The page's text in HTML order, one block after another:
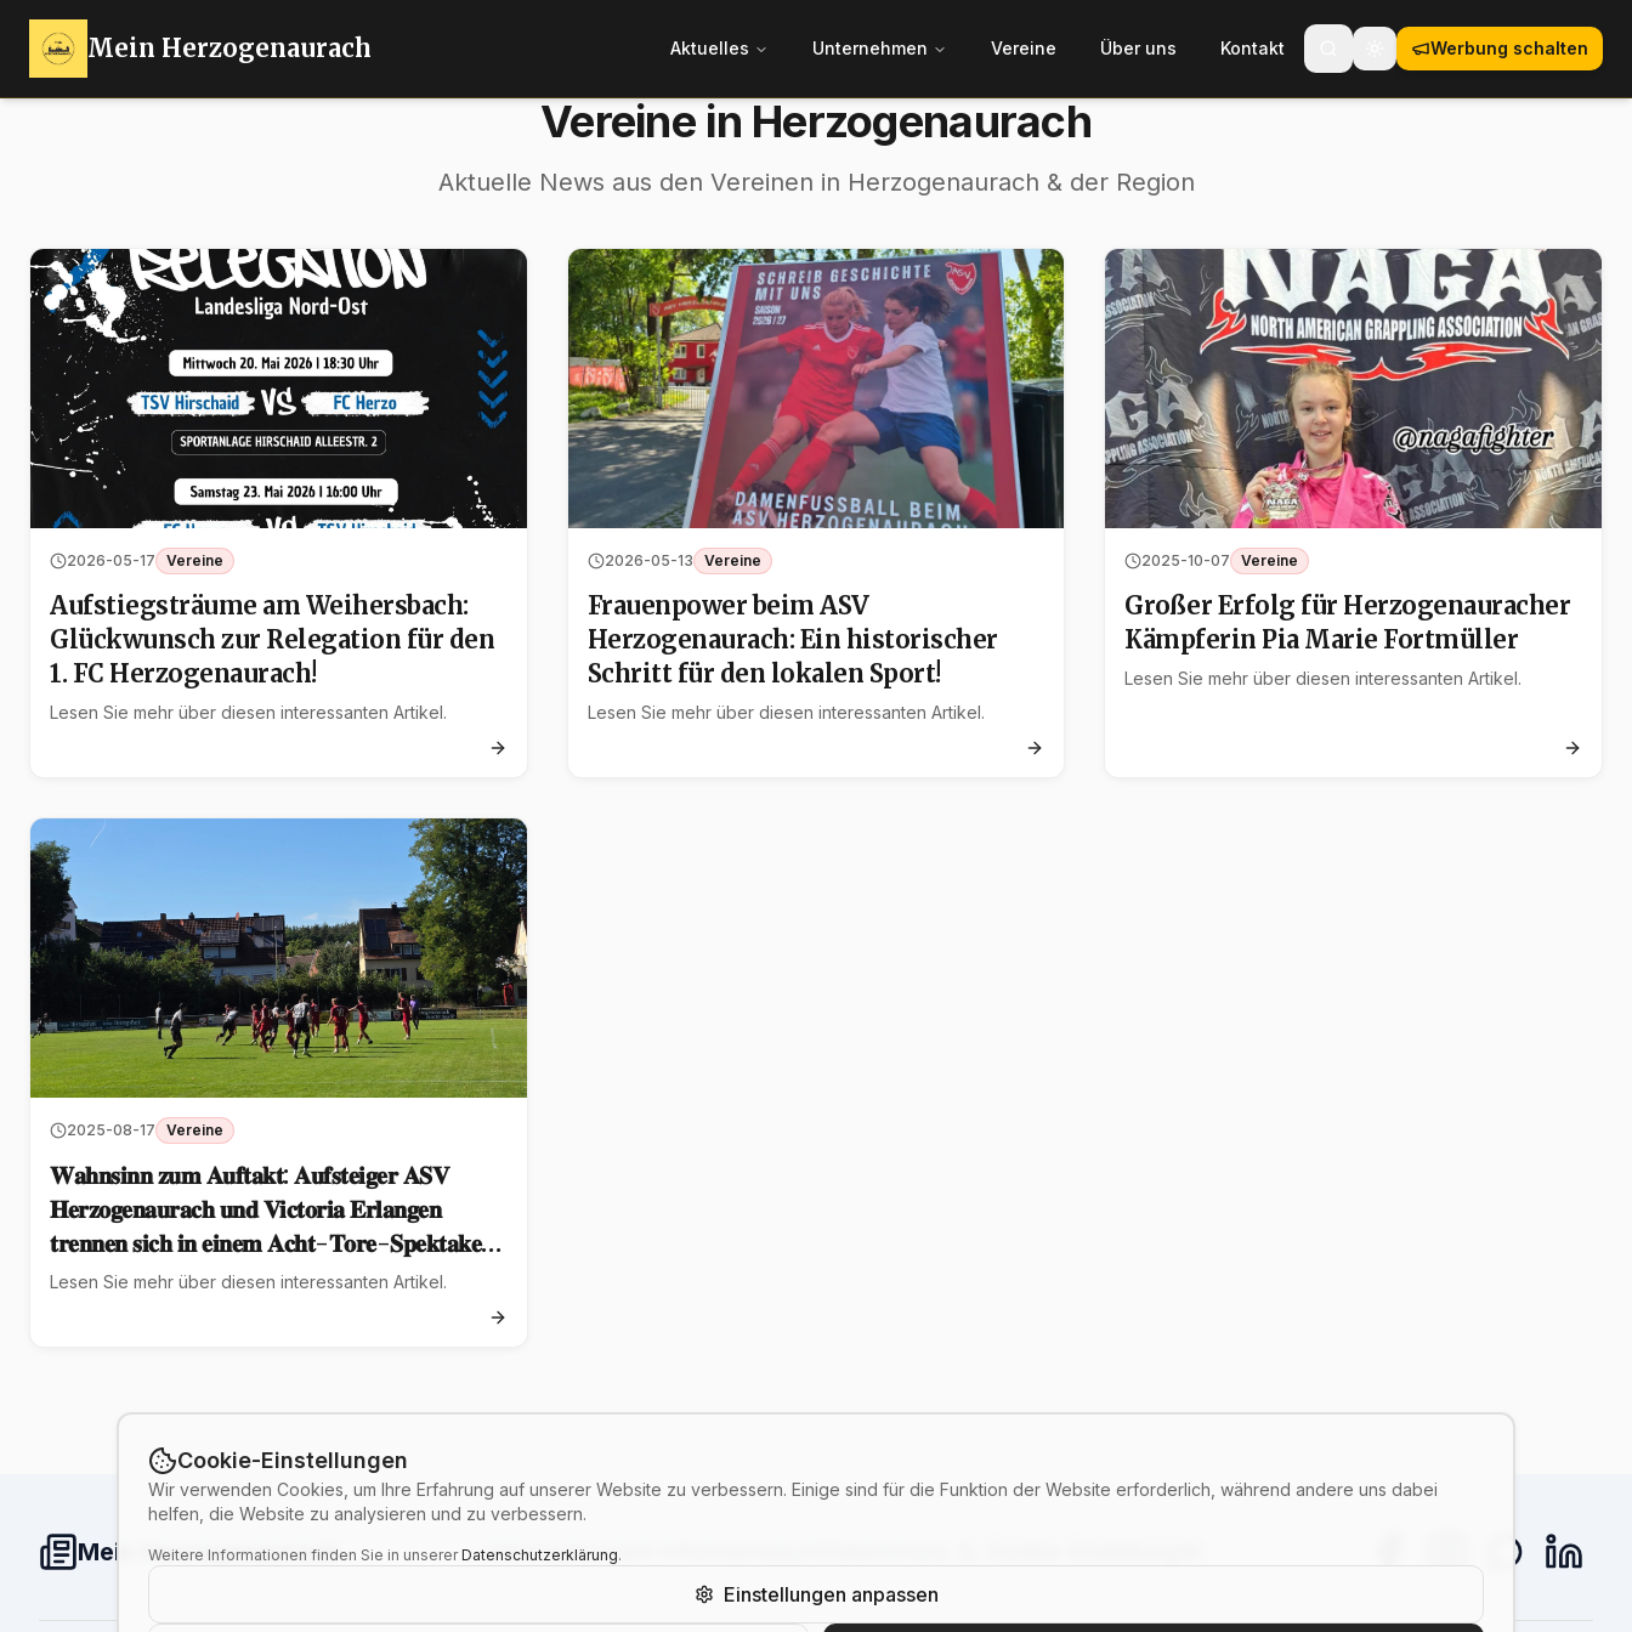
Mein Herzogenaurach Aktuelles Unternehmen Vereine Über uns Kontakt Toggle theme
Werbung schalten
Vereine in Herzogenaurach
Aktuelle News aus den Vereinen in Herzogenaurach & der Region
2026-05-17 Vereine
Aufstiegsträume am Weihersbach:
Glückwunsch zur Relegation für den
1. FC Herzogenaurach!
Lesen Sie mehr über diesen interessanten Artikel.
2026-05-13 Vereine
Frauenpower beim ASV
Herzogenaurach: Ein historischer
Schritt für den lokalen Sport!
Lesen Sie mehr über diesen interessanten Artikel.
2025-10-07 Vereine
Großer Erfolg für Herzogenauracher
Kämpferin Pia Marie Fortmüller
Lesen Sie mehr über diesen interessanten Artikel.
2025-08-17 Vereine
𝐖𝐚𝐡𝐧𝐬𝐢𝐧𝐧 𝐳𝐮𝐦 𝐀𝐮𝐟𝐭𝐚𝐤𝐭: 𝐀𝐮𝐟𝐬𝐭𝐞𝐢𝐠𝐞𝐫 𝐀𝐒𝐕
𝐇𝐞𝐫𝐳𝐨𝐠𝐞𝐧𝐚𝐮𝐫𝐚𝐜𝐡 𝐮𝐧𝐝 𝐕𝐢𝐜𝐭𝐨𝐫𝐢𝐚 𝐄𝐫𝐥𝐚𝐧𝐠𝐞𝐧
𝐭𝐫𝐞𝐧𝐧𝐞𝐧 𝐬𝐢𝐜𝐡 𝐢𝐧 𝐞𝐢𝐧𝐞𝐦 𝐀𝐜𝐡𝐭-𝐓𝐨𝐫𝐞-𝐒𝐩𝐞𝐤𝐭𝐚𝐤𝐞𝐥
𝐦𝐢𝐭 𝟒:𝟒 ⚽️
Lesen Sie mehr über diesen interessanten Artikel.
Mein Herzogenaurach Herzogenaurach Infos
Cookie-Einstellungen
Wir verwenden Cookies, um Ihre Erfahrung auf unserer Website zu verbessern. Einige sind für die Funktion der Website erforderlich, während andere uns dabei
helfen, die Website zu analysieren und zu verbessern.
Weitere Informationen finden Sie in unserer Datenschutzerklärung.
Einstellungen anpassen